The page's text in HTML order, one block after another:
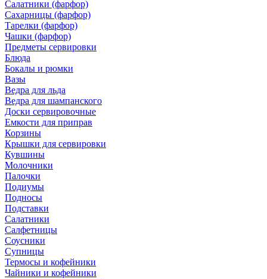
Салатники (фарфор)
Сахарницы (фарфор)
Тарелки (фарфор)
Чашки (фарфор)
Предметы сервировки
Блюда
Бокалы и рюмки
Вазы
Ведра для льда
Ведра для шампанского
Доски сервировочные
Емкости для приправ
Корзины
Крышки для сервировки
Кувшины
Молочники
Палочки
Подиумы
Подносы
Подставки
Салатники
Салфетницы
Соусники
Супницы
Термосы и кофейники
Чайники и кофейники